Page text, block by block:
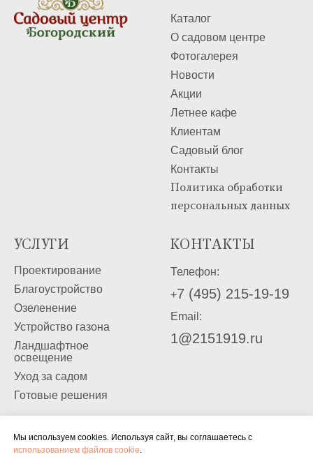
Каталог
О садовом центре
Фотогалерея
Новости
Акции
Летнее кафе
Клиентам
Садовый блог
Контакты
Политика обработки
персональных данных
УСЛУГИ
Проектирование
Благоустройство
Озеленение
Устройство газона
Ландшафтное
освещение
Уход за садом
Готовые решения
КОНТАКТЫ
Телефон:
+7 (495) 215-19-19
Email:
1@2151919.ru
© Садовый центр "Богородский". Все права
Мы используем cookies. Используя сайт, вы соглашаетесь с
использованием файлов cookie.